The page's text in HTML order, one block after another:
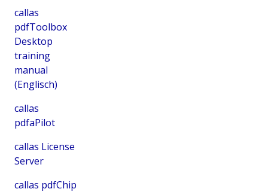
callas
pdfToolbox
Desktop
training
manual
(Englisch)
callas
pdfaPilot
callas License
Server
callas pdfChip